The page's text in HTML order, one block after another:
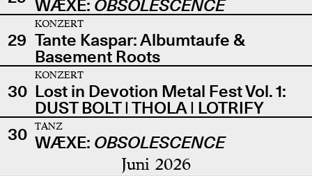
WÆXE: OBSOLESCENCE
29
KONZERT
Tante Kaspar: Albumtaufe &
Basement Roots
30
KONZERT
Lost in Devotion Metal Fest Vol. 1:
DUST BOLT | THOLA | LOTRIFY
30
TANZ
WÆXE: OBSOLESCENCE
Juni 2026